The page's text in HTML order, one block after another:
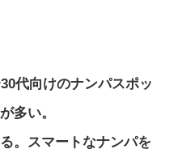
代向けのナンパスポッ
多い。
。スマートなナンパを